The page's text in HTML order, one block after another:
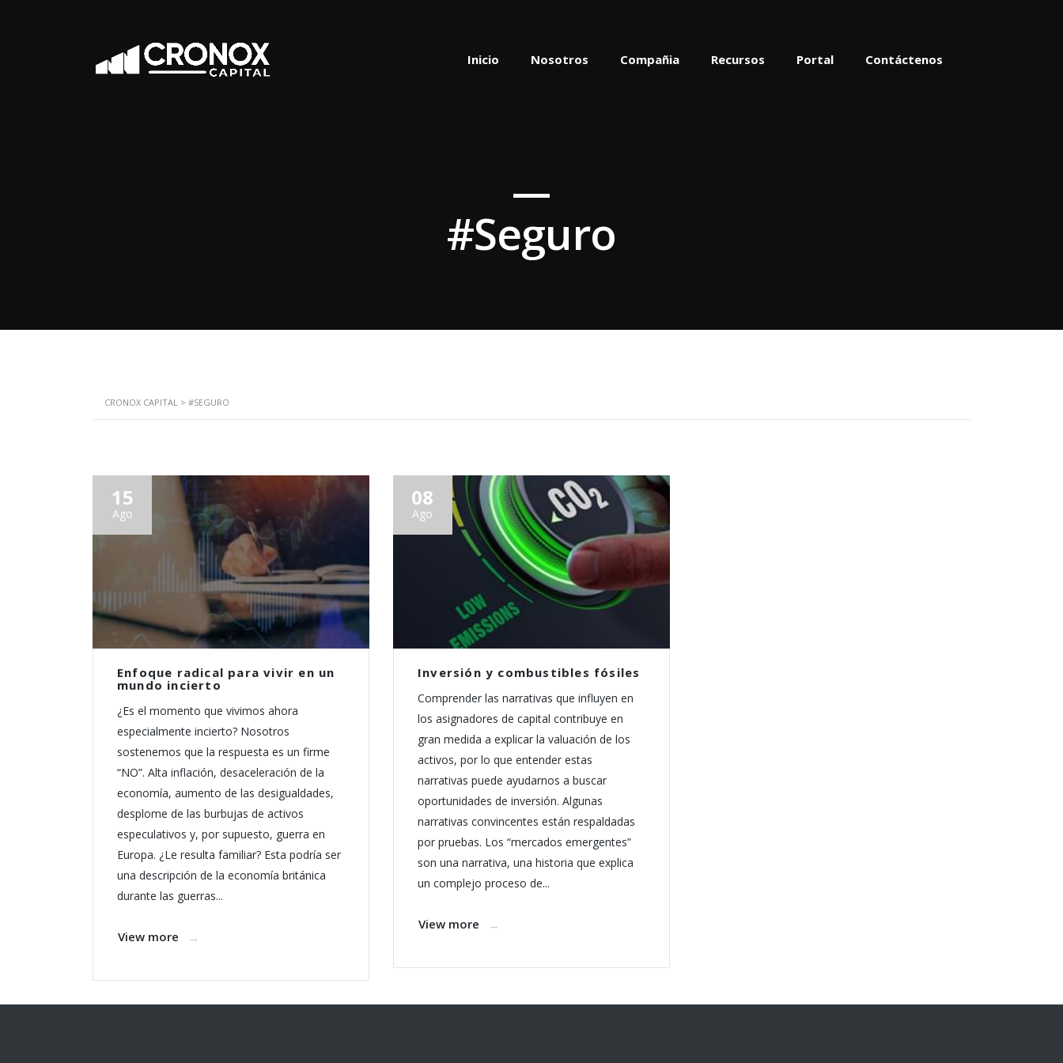
Inicio Nosotros Compañia Recursos Portal Contáctenos
#Seguro
CRONOX CAPITAL > #SEGURO
15
Ago
Enfoque radical para vivir en un
mundo incierto
¿Es el momento que vivimos ahora
especialmente incierto? Nosotros
sostenemos que la respuesta es un firme
“NO”. Alta inflación, desaceleración de la
economía, aumento de las desigualdades,
desplome de las burbujas de activos
especulativos y, por supuesto, guerra en
Europa. ¿Le resulta familiar? Esta podría ser
una descripción de la economía británica
durante las guerras...
View more
08
Ago
Inversión y combustibles fósiles
Comprender las narrativas que influyen en
los asignadores de capital contribuye en
gran medida a explicar la valuación de los
activos, por lo que entender estas
narrativas puede ayudarnos a buscar
oportunidades de inversión. Algunas
narrativas convincentes están respaldadas
por pruebas. Los “mercados emergentes”
son una narrativa, una historia que explica
un complejo proceso de...
View more